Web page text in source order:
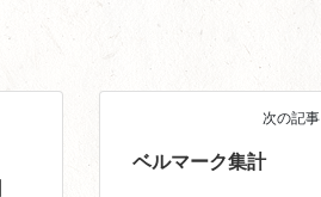
次の記事
ベルマーク集計